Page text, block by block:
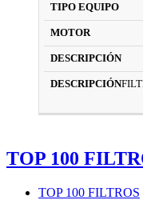
TOP 100
TOP 100 FILTROS